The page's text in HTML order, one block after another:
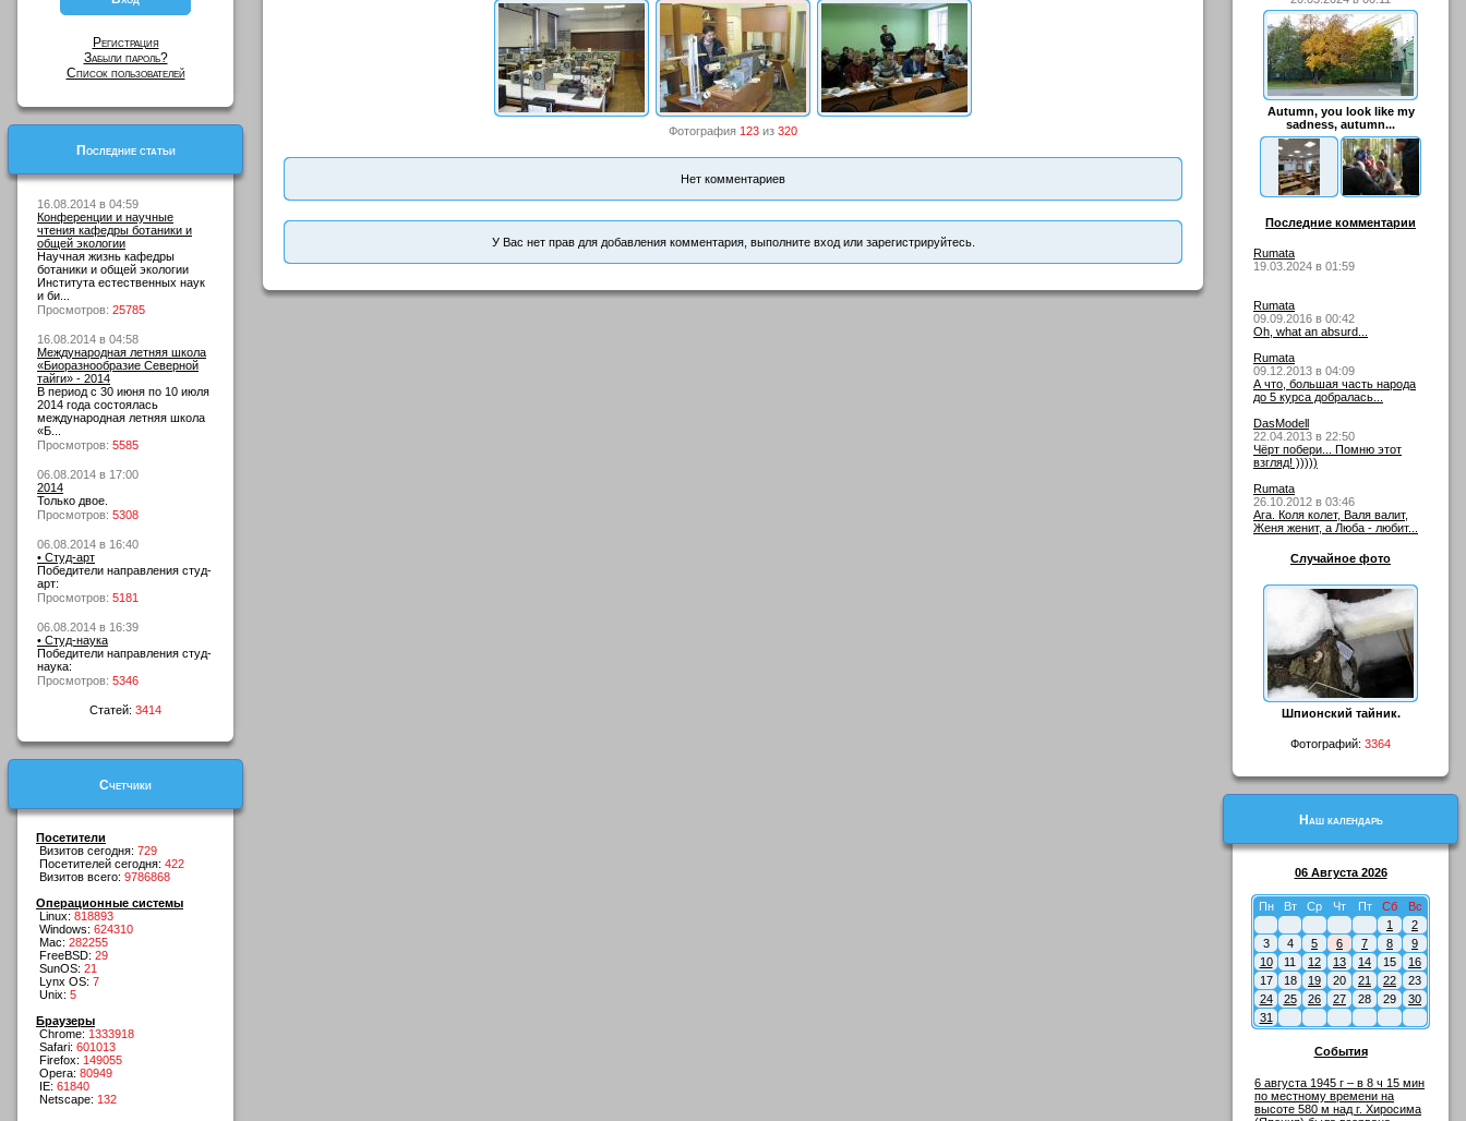
Регистрация
Забыли пароль?
Список пользователей
Последние статьи
16.08.2014 в 04:59
Конференции и научные
чтения кафедры ботаники и
общей экологии
Научная жизнь кафедры
ботаники и общей экологии
Института естественных наук
и би...
Просмотров: 25785
16.08.2014 в 04:58
Международная летняя школа
«Биоразнообразие Северной
тайги» - 2014
В период с 30 июня по 10 июля
2014 года состоялась
международная летняя школа
«Б...
Просмотров: 5585
06.08.2014 в 17:00
2014
Только двое.
Просмотров: 5308
06.08.2014 в 16:40
• Студ-арт
Победители направления студ-
арт:
Просмотров: 5181
06.08.2014 в 16:39
• Студ-наука
Победители направления студ-
наука:
Просмотров: 5346
Статей: 3414
Счетчики
Посетители
Визитов сегодня: 729
Посетителей сегодня: 422
Визитов всего: 9786868
Операционные системы
Linux: 818893
Windows: 624310
Mac: 282255
FreeBSD: 29
SunOS: 21
Lynx OS: 7
Unix: 5
Браузеры
Chrome: 1333918
Safari: 601013
Firefox: 149055
Opera: 80949
IE: 61840
Netscape: 132
Фотография 123 из 320
Нет комментариев
У Вас нет прав для добавления комментария, выполните вход или зарегистрируйтесь.
Autumn, you look like my
sadness, autumn...
Последние комментарии
Rumata
19.03.2024 в 01:59
Rumata
09.09.2016 в 00:42
Oh, what an absurd...
Rumata
09.12.2013 в 04:09
А что, большая часть народа
до 5 курса добралась...
DasModell
22.04.2013 в 22:50
Чёрт побери... Помню этот
взгляд! )))))
Rumata
26.10.2012 в 03:46
Ага. Коля колет, Валя валит,
Женя женит, а Люба - любит...
Случайное фото
Шпионский тайник.
Фотографий: 3364
Наш календарь
06 Августа 2026
Пн Вт Ср Чт Пт Сб
Вс
1
2
3
4 5 6 7 8
9
10
11 12 13 14 15
16
17
18 19 20 21 22
23
24
25 26 27 28 29
30
31
События
6 августа 1945 г – в 8 ч 15 мин
по местному времени на
высоте 580 м над г. Хиросима